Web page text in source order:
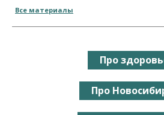
Все материалы
Про
Про